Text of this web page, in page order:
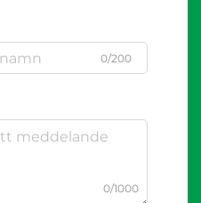
0/200
0/1000